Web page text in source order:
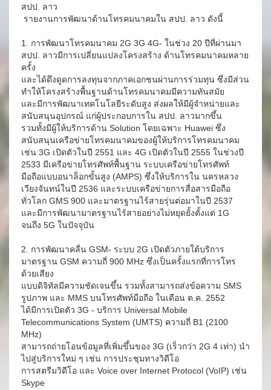
สปป. ลาว
รายงานการพัฒนาด้านโทรคมนาคมใน สปป. ลาว ดังนี้
1. การพัฒนาโทรคมนาคม 2G 3G 4G- ในช่วง 20 ปีที่ผ่านมา
สปป. ลาวมีการเปลี่ยนแปลงโครงสร้าง ด้านโทรคมนาคมหลาย
ครั้ง
และได้ดึงดูดการลงทุนจากภาคเอกชนผ่านการร่วมทุน ซึ่งมีส่วน
ทำให้โครงสร้างพื้นฐานด้านโทรคมนาคมมีความทันสมัย
และมีการพัฒนาเทคโนโลยีระดับสูง ส่งผลให้มีผู้จำหน่ายและ
สนับสนุนอุปกรณ์ แก่ผู้ประกอบการใน สปป. ลาวมากขึ้น
รวมทั้งมีผู้ให้บริการด้าน Solution โดยเฉพาะ Huawei ซึ่ง
สนับสนุนเครือข่ายโทรคมนาคมของผู้ให้บริการโทรคมนาคม
เช่น 3G เปิดตัวในปี 2551 และ 4G เปิดตัวในปี 2555 ในช่วงปี
2533 มีเครือข่ายโทรศัพท์พื้นฐาน ระบบเครือข่ายโทรศัพท์
มือถือแบบอนาล็อกขั้นสูง (AMPS) ซึ่งให้บริการใน นครหลวง
เวียงจันทน์ในปี 2536 และระบบเครือข่ายการสื่อสารมือถือ
ทั่วโลก GMS 900 และมาตรฐานไร้สายรุ่นต่อมาในปี 2537
และมีการพัฒนามาตรฐานไร้สายอย่างไม่หยุดยั้งตั้งแต่ 1G
จนถึง 5G ในปัจจุบัน
2. การพัฒนาคลื่น GSM- ระบบ 2G เปิดตัวภายใต้บริการ
มาตรฐาน GSM ความถี่ 900 MHz ซึ่งเป็นครั้งแรกที่การโทร
ด้วยเสียง
แบบดิจิทัลมีความชัดเจนขึ้น รวมทั้งสามารถส่งข้อความ SMS
รูปภาพ และ MMS บนโทรศัพท์มือถือ ในเดือน ต.ค. 2552
ได้มีการเปิดตัว 3G - บริการ Universal Mobile
Telecommunications System (UMTS) ความถี่ B1 (2100
MHz)
สามารถถ่ายโอนข้อมูลที่เพิ่มขึ้นของ 3G (เร็วกว่า 2G 4 เท่า) นำ
ไปสู่บริการใหม่ ๆ เช่น การประชุมทางวิดีโอ
การสตรีมวิดีโอ และ Voice over Internet Protocol (VoIP) เช่น
Skype